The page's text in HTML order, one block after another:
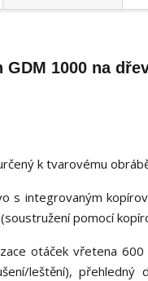
1000 na
k tvarovému
s integrovaným
pomocí
otáček vřetena
leštění),